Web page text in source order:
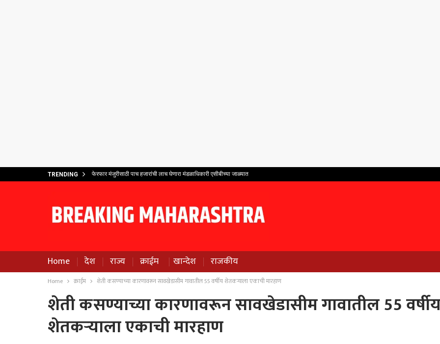
TRENDING फेरफार मंजुरीसाठी पाच हजारांची लाच घेणारा मंडळाधिकारी एसीबीच्या जाळ्यात
Home देश राज्य क्राईम खान्देश राजकीय
Home क्राईम शेती कसण्याच्या कारणावरून सावखेडासीम गावातील 55 वर्षीय शेतकर्‍याला एकाची मारहाण
शेती कसण्याच्या कारणावरून सावखेडासीम गावातील 55
शेतकर्‍याला एकाची मारहाण